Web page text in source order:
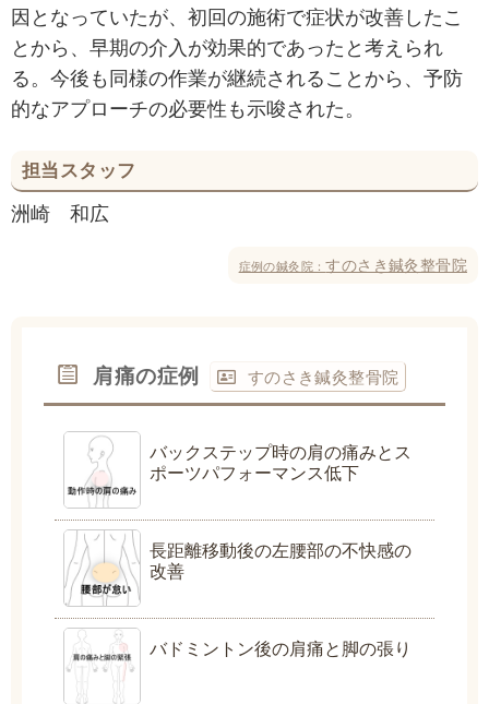
因となっていたが、初回の施術で症状が改善したこ
とから、早期の介入が効果的であったと考えられ
る。今後も同様の作業が継続されることから、予防
的なアプローチの必要性も示唆された。
担当スタッフ
洲崎 和広
症例の鍼灸院：すのさき鍼灸整骨院
肩痛の症例 すのさき鍼灸整骨院
バックステップ時の肩の痛みとス
ポーツパフォーマンス低下
長距離移動後の左腰部の不快感の
改善
バドミントン後の肩痛と脚の張り